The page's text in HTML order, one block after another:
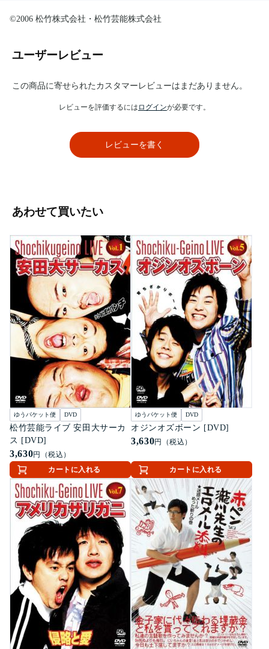
©2006 松竹株式会社・松竹芸能株式会社
ユーザーレビュー
この商品に寄せられたカスタマーレビューはまだありません。
レビューを評価するには ログインが必要です。
レビューを書く
あわせて買いたい
ゆうパケット便 DVD
松竹芸能ライブ 安田大サーカ
ス [DVD]
3,630円（税込）
カートに入れる
ゆうパケット便 DVD
オジンオズボーン [DVD]
3,630円（税込）
カートに入れる